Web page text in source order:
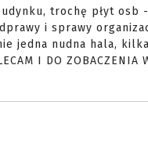
trochę płyt
i sprawy
jedna nudna hala,
I DO ZOBACZENIA